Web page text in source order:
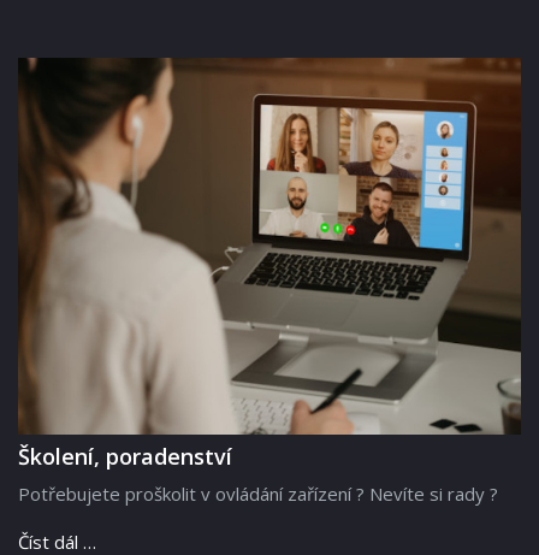
Školení, poradenství
Potřebujete proškolit v ovládání zařízení ? Nevíte si rady ?
Číst dál …